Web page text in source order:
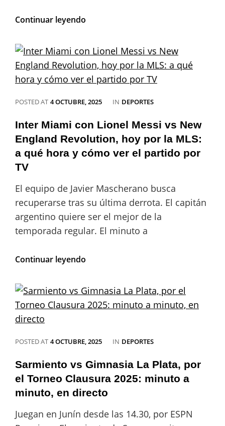
Continuar leyendo
San
Juan
vs
Instituto,
el
Clausura
2025:
minuto
a
directo
POSTED AT 4 OCTUBRE, 2025 IN CATEGORIES
DEPORTES
Inter Miami con Lionel Messi vs New
England Revolution, hoy por la MLS:
a qué hora y cómo ver el partido por
TV
El equipo de Javier Mascherano busca
recuperarse tras su última derrota. El capitán
argentino quiere ser el mejor de la
temporada regular. El minuto a
Continuar leyendo
Lionel
Messi
vs
Revolution,
por
MLS:
a
hora
POSTED AT 4 OCTUBRE, 2025 IN CATEGORIES
DEPORTES
Sarmiento vs Gimnasia La Plata, por
el Torneo Clausura 2025: minuto a
minuto, en directo
Juegan en Junín desde las 14.30, por ESPN